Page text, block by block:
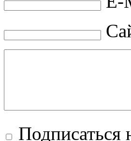
Подписаться